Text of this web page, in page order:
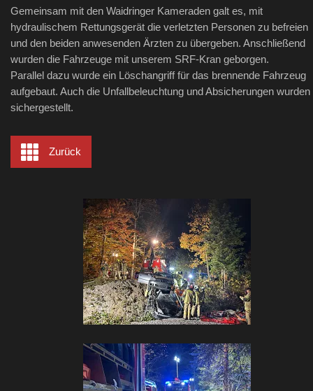
Gemeinsam mit den Waidringer Kameraden galt es, mit
hydraulischem Rettungsgerät die verletzten Personen zu befreien
und den beiden anwesenden Ärzten zu übergeben. Anschließend
wurden die Fahrzeuge mit unserem SRF-Kran geborgen.
Parallel dazu wurde ein Löschangriff für das brennende Fahrzeug
aufgebaut. Auch die Unfallbeleuchtung und Absicherungen wurden
sichergestellt.
Zurück